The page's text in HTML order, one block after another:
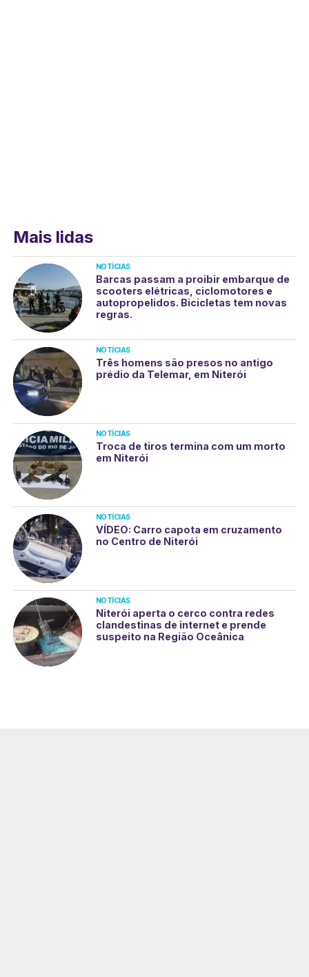
Mais lidas
NOTÍCIAS
Barcas passam a proibir embarque de
scooters elétricas, ciclomotores e
autopropelidos. Bicicletas tem novas
regras.
NOTÍCIAS
Três homens são presos no antigo
prédio da Telemar, em Niterói
NOTÍCIAS
Troca de tiros termina com um morto
em Niterói
NOTÍCIAS
VÍDEO: Carro capota em cruzamento
no Centro de Niterói
NOTÍCIAS
Niterói aperta o cerco contra redes
clandestinas de internet e prende
suspeito na Região Oceânica